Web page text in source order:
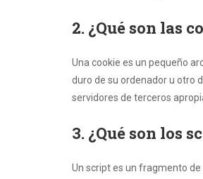
2. ¿Qué son las
Una cookie es un pequeño
duro de su ordenador u otro
servidores de terceros
3. ¿Qué son los
Un script es un fragmento